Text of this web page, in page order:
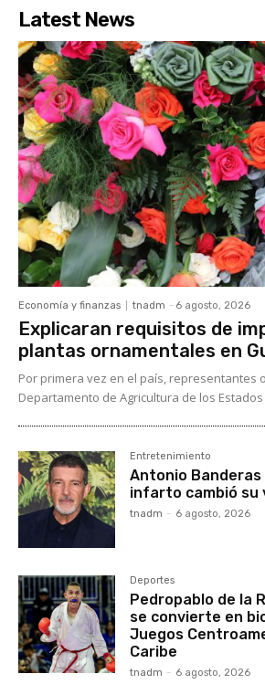
Latest News
Economía y finanzas tnadm - 6 agosto, 2026
Explicaran requisitos de
plantas ornamentales en
Por primera vez en el país, representantes
Departamento de Agricultura de los Estados
Entretenimiento
Antonio Banderas
infarto cambió su
tnadm - 6 agosto, 2026
Deportes
Pedropablo de la
se convierte en
Juegos
Caribe
tnadm - 6 agosto, 2026